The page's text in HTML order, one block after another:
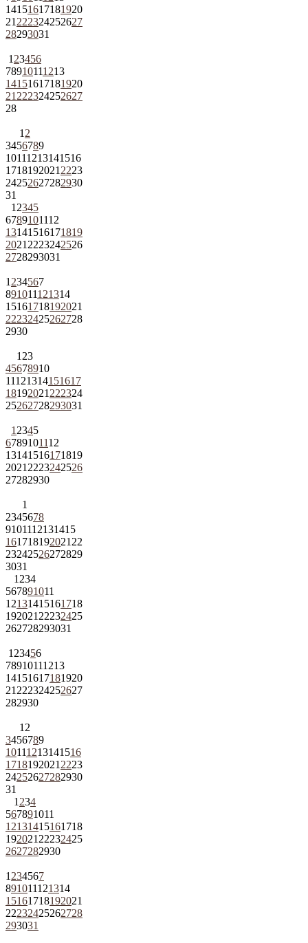
14151617181920
21 222324252627
28293031
1 23456
78910111213
14151617181920
21 222324252627
28
1 2
3456789
10111213141516
1718192021 2223
24252627282930
31
1 2345
6789101112
13141516171819
2021 2223242526
2728293031
1 234567
891011121314
15161718192021
22232425262728
2930
1 23
45678910
11121314151617
18192021 222324
25262728293031
1 2345
6789101112
13141516171819
2021 2223242526
27282930
1
2345678
9101112131415
161718192021 22
23242526272829
3031
1 234
567891011
12131415161718
192021 22232425
262728293031
1 23456
78910111213
14151617181920
21 222324252627
282930
1 2
3456789
10111213141516
1718192021 2223
24252627282930
31
1 234
567891011
12131415161718
192021 22232425
2627282930
1 234567
891011121314
15161718192021
22232425262728
293031